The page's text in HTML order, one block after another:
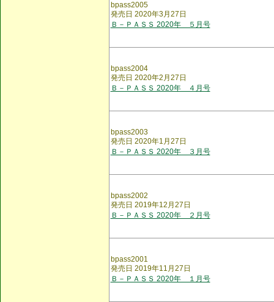
bpass2005
発売日 2020年3月27日
Ｂ－ＰＡＳＳ 2020年 ５月号
bpass2004
発売日 2020年2月27日
Ｂ－ＰＡＳＳ 2020年 ４月号
bpass2003
発売日 2020年1月27日
Ｂ－ＰＡＳＳ 2020年 ３月号
bpass2002
発売日 2019年12月27日
Ｂ－ＰＡＳＳ 2020年 ２月号
bpass2001
発売日 2019年11月27日
Ｂ－ＰＡＳＳ 2020年 １月号